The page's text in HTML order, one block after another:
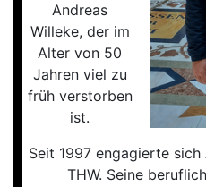
Andreas
Willeke, der im
Alter von 50
Jahren viel zu
früh verstorben
ist.
Seit 1997 engagierte
THW. Seine